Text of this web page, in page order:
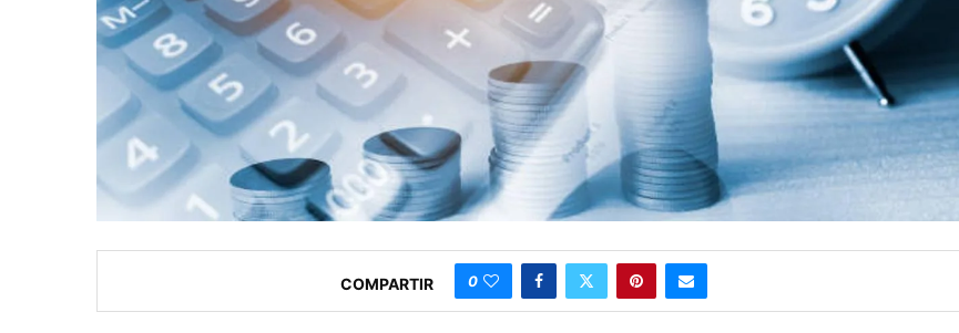
COMPARTIR 0